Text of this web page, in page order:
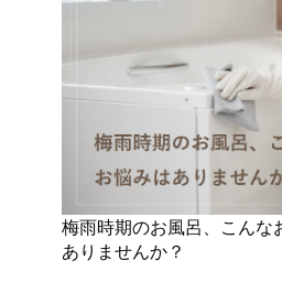
梅雨時期のお風呂、こんな
ありませんか？